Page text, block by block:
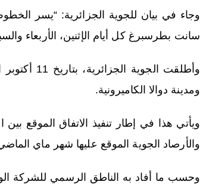
وجاء في بيان للجوية الجزائرية: “يسر
سانت بطرسبرغ كل أيام الإثنين، الأربعاء
وأطلقت
ومدينة دوالا الكاميرونية.
والأرصاد الجوية الموقع عليها شهر ماي
وحسب ما أفاد به الناطق الرسمي للشركة